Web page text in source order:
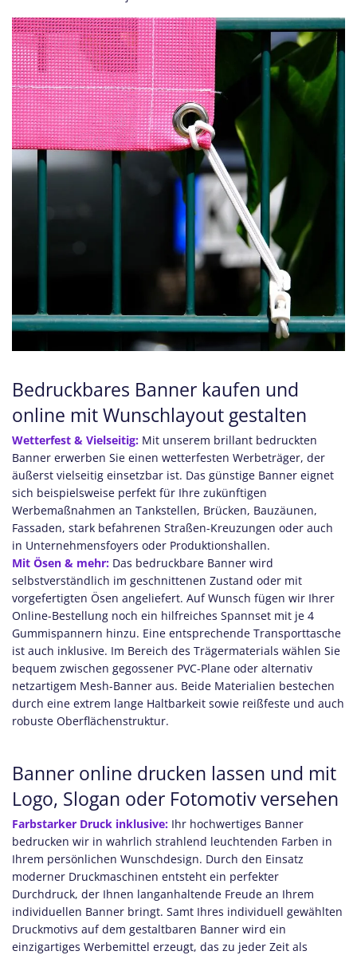
Bedruckbares Banner kaufen und
online mit Wunschlayout gestalten
Wetterfest & Vielseitig: Mit unserem brillant bedruckten
Banner erwerben Sie einen wetterfesten Werbeträger, der
äußerst vielseitig einsetzbar ist. Das günstige Banner eignet
sich beispielsweise perfekt für Ihre zukünftigen
Werbemaßnahmen an Tankstellen, Brücken, Bauzäunen,
Fassaden, stark befahrenen Straßen-Kreuzungen oder auch
in Unternehmensfoyers oder Produktionshallen.
Mit Ösen & mehr: Das bedruckbare Banner wird
selbstverständlich im geschnittenen Zustand oder mit
vorgefertigten Ösen angeliefert. Auf Wunsch fügen wir Ihrer
Online-Bestellung noch ein hilfreiches Spannset mit je 4
Gummispannern hinzu. Eine entsprechende Transporttasche
ist auch inklusive. Im Bereich des Trägermaterials wählen Sie
bequem zwischen gegossener PVC-Plane oder alternativ
netzartigem Mesh-Banner aus. Beide Materialien bestechen
durch eine extrem lange Haltbarkeit sowie reißfeste und auch
robuste Oberflächenstruktur.
Banner online drucken lassen und mit
Logo, Slogan oder Fotomotiv versehen
Farbstarker Druck inklusive: Ihr hochwertiges Banner
bedrucken wir in wahrlich strahlend leuchtenden Farben in
Ihrem persönlichen Wunschdesign. Durch den Einsatz
moderner Druckmaschinen entsteht ein perfekter
Durchdruck, der Ihnen langanhaltende Freude an Ihrem
individuellen Banner bringt. Samt Ihres individuell gewählten
Druckmotivs auf dem gestaltbaren Banner wird ein
einzigartiges Werbemittel erzeugt, das zu jeder Zeit als